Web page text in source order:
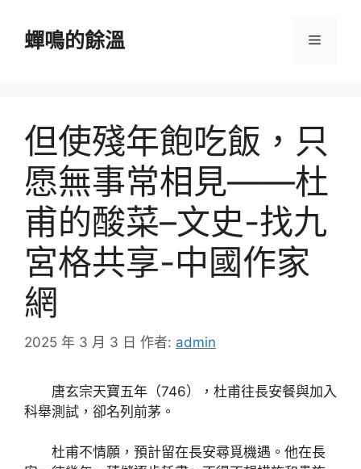
蟬鳴的餘溫 選
但使殘年飽吃飯，只
愿無事常相見——杜
甫的酸菜–文史-找九
宮格共享-中國作家
網
2025 年 3 月 3 日 作者: admin
唐玄宗天寶五年（746），杜甫往長安餐與加入
科舉測試，卻名列前茅。
杜甫不情願，預計留在長安尋覓機遇。他在長